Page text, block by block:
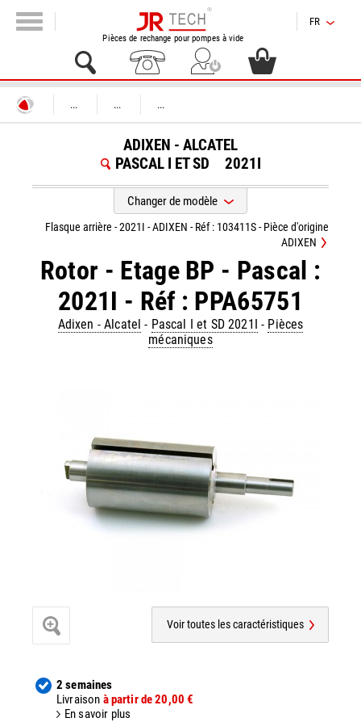
Pièces de rechange pour pompes à vide
FR
... ... ...
ADIXEN - ALCATEL
PASCAL I ET SD
2021I
Changer de modèle
Rotor - Etage BP - Pascal :
2021I - Réf : PPA65751
Adixen - Alcatel - Pascal I et SD 2021I - Pièces
mécaniques
Flasque arrière - 2021I - ADIXEN - Réf : 103411S - Pièce d'origine
ADIXEN
Voir toutes les caractéristiques
2 semaines
Livraison à partir de 20,00 €
En savoir plus